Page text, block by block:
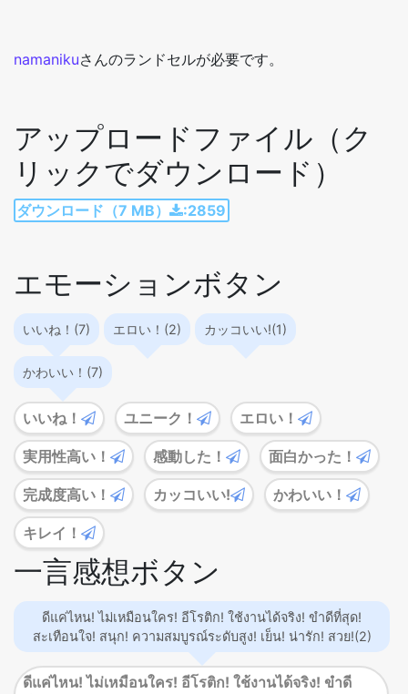
namanikuさんのランドセルが必要です。
アップロードファイル（ク
リックでダウンロード）
ダウンロード（7 MB） :2859
エモーションボタン
いいね！(7) エロい！(2) カッコいい!(1)
かわいい！(7)
いいね！ ユニーク！ エロい！
実用性高い！ 感動した！ 面白かった！
完成度高い！ カッコいい! かわいい！
キレイ！
一言感想ボタン
ดีแค่ไหน! ไม่เหมือนใคร! อีโรติก! ใช้งานได้จริง! ขำดีที่สุด!
สะเทือนใจ! สนุก! ความสมบูรณ์ระดับสูง! เย็น! น่ารัก! สวย!(2)
ดีแค่ไหน! ไม่เหมือนใคร! อีโรติก! ใช้งานได้จริง! ขำดี